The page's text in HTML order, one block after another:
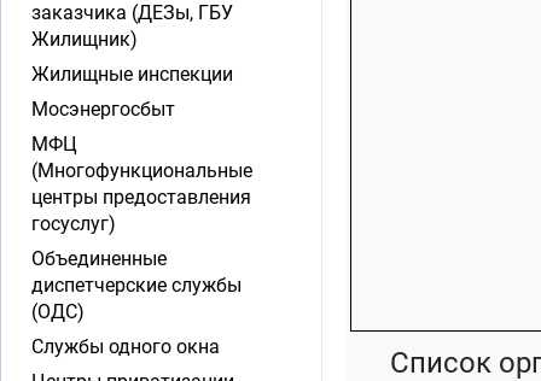
Список
заказчика (ДЕЗы, ГБУ
Жилищник)
Жилищные инспекции
Мосэнергосбыт
МФЦ
(Многофункциональные
центры предоставления
госуслуг)
Объединенные
диспетчерские службы
(ОДС)
Службы одного окна